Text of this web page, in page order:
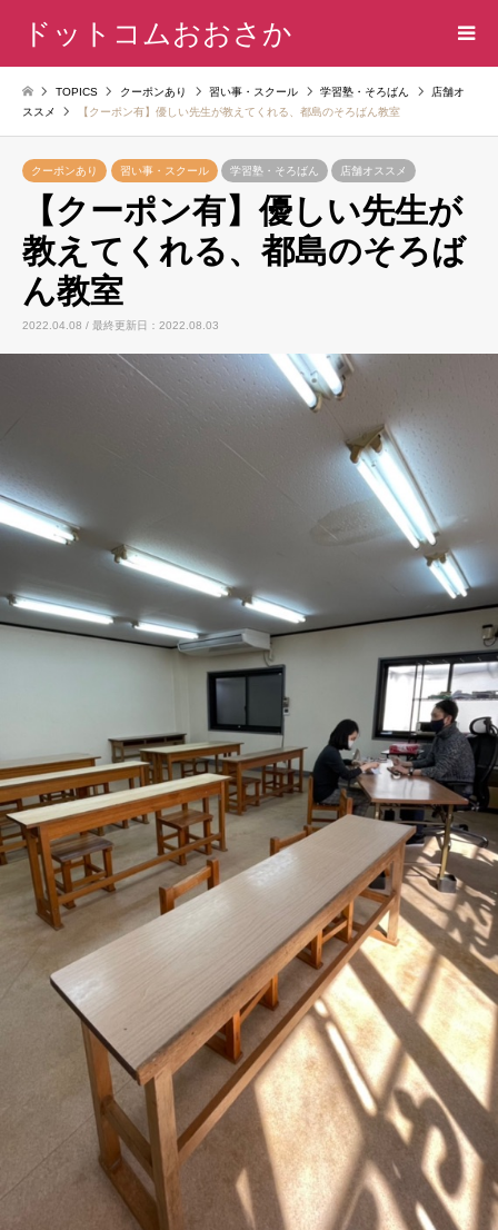
ドットコムおおさか
TOPICS クーポンあり 習い事・スクール 学習塾・そろばん
店舗オ
ススメ
【クーポン有】優しい先生が教えてくれる、都島のそろばん教室
クーポンあり 習い事・スクール 学習塾・そろばん 店舗オススメ
【クーポン有】優しい先生が
教えてくれる、都島のそろば
ん教室
2022.04.08 / 最終更新日：2022.08.03